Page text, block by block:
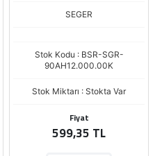
SEGER
Stok Kodu : BSR-SGR-
90AH12.000.00K
Stok Miktarı : Stokta Var
Fiyat
599,35 TL